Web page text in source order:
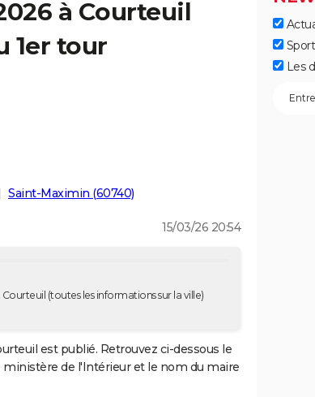
à Courteuil
1er tour
Saint-Maximin (60740)
15/03/26 20:54
Courteuil (toutes les informations sur la ville)
est publié. Retrouvez ci-dessous le
de l'Intérieur et le nom du maire
Sport
Les